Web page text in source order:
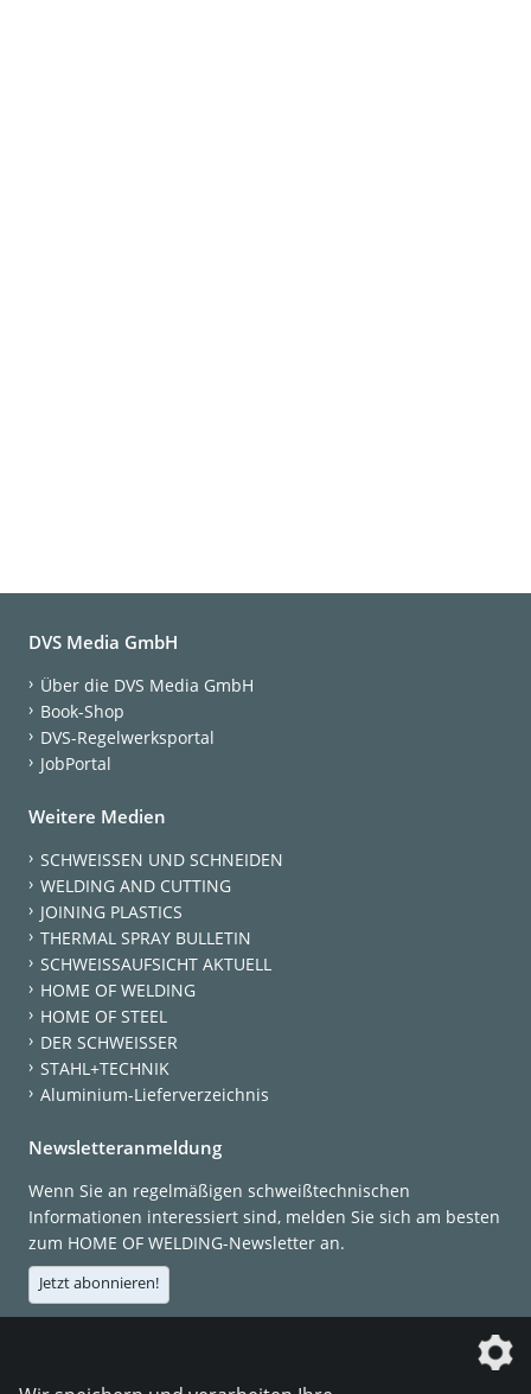
DVS Media GmbH
Über die DVS Media GmbH
Book-Shop
DVS-Regelwerksportal
JobPortal
Weitere Medien
SCHWEISSEN UND SCHNEIDEN
WELDING AND CUTTING
JOINING PLASTICS
THERMAL SPRAY BULLETIN
SCHWEISSAUFSICHT AKTUELL
HOME OF WELDING
HOME OF STEEL
DER SCHWEISSER
STAHL+TECHNIK
Aluminium-Lieferverzeichnis
Newsletteranmeldung
Wenn Sie an regelmäßigen schweißtechnischen
Informationen interessiert sind, melden Sie sich am besten
zum HOME OF WELDING-Newsletter an.
Jetzt abonnieren!
Die DVS Media GmbH ist ein Unternehmen der